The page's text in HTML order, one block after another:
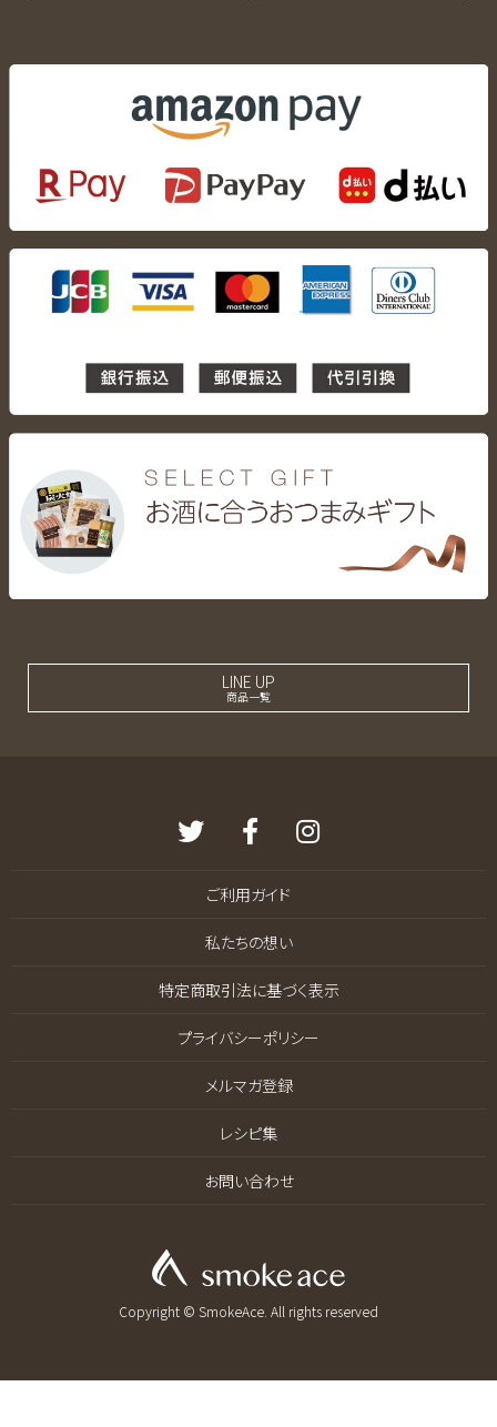
LINE UP
商品一覧
ご利用ガイド
私たちの想い
特定商取引法に基づく表示
プライバシーポリシー
メルマガ登録
レシピ集
お問い合わせ
Copyright © SmokeAce. All rights reserved